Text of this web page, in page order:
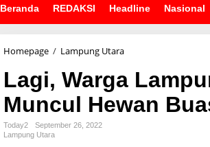
Beranda REDAKSI Headline Nasional
Homepage / Lampung Utara
g
i
,
W
Lagi, Warga
Muncul Hewan
Today2
September 26, 2022
Lampung Utara